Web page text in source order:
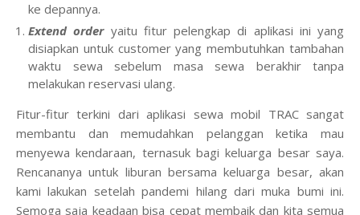
ke depannya.
Extend orderyaitu fitur pelengkap di aplikasi ini yang
disiapkan untuk customer yang membutuhkan tambahan
waktu sewa sebelum masa sewa berakhir tanpa
melakukan reservasi ulang.
Fitur-fitur terkini dari aplikasi sewa mobil TRAC sangat
membantu dan memudahkan pelanggan ketika mau
menyewa kendaraan, ternasuk bagi keluarga besar saya.
Rencananya untuk liburan bersama keluarga besar, akan
kami lakukan setelah pandemi hilang dari muka bumi ini.
Semoga saja keadaan bisa cepat membaik dan kita semua